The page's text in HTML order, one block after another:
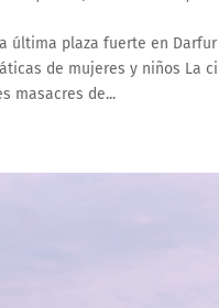
última plaza fuerte en
de mujeres y niños La
masacres de...